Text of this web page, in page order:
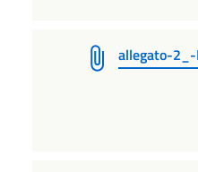
allegato-